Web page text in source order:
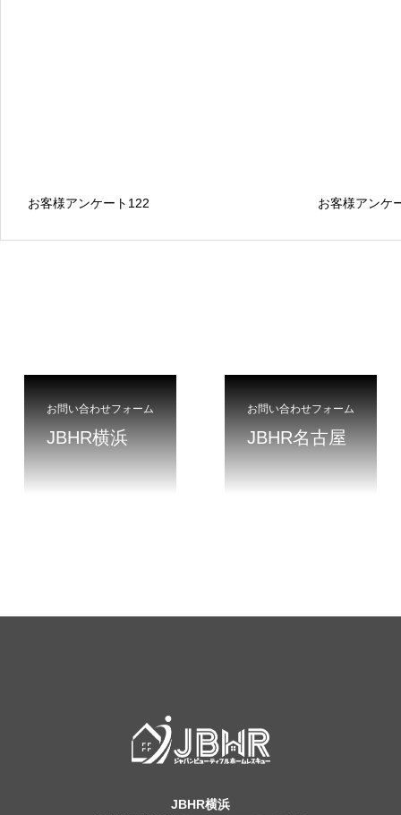
お客様アンケート122 お客様アンケ
お問い合わせフォーム
JBHR横浜
お問い合わせフォーム
JBHR名古屋
JBHR横浜